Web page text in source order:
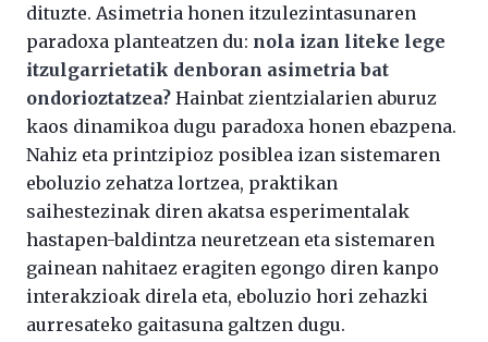
dituzte. Asimetria honen itzulezintasunaren
paradoxa planteatzen du: nola izan liteke lege
itzulgarrietatik denboran asimetria bat
ondorioztatzea? Hainbat zientzialarien aburuz
kaos dinamikoa dugu paradoxa honen ebazpena.
Nahiz eta printzipioz posiblea izan sistemaren
eboluzio zehatza lortzea, praktikan
saihestezinak diren akatsa esperimentalak
hastapen-baldintza neuretzean eta sistemaren
gainean nahitaez eragiten egongo diren kanpo
interakzioak direla eta, eboluzio hori zehazki
aurresateko gaitasuna galtzen dugu.